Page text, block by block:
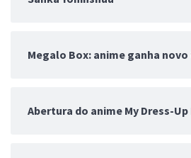
Megalo Box: anime ganha
Abertura do anime My Dress-